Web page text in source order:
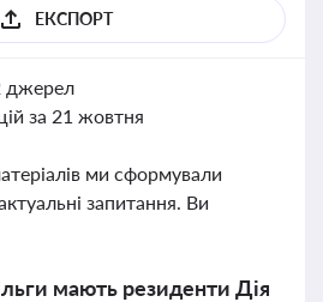
ЕКСПОРТ
джерел
за 21 жовтня
ми сформували
запитання. Ви
мають резиденти Дія